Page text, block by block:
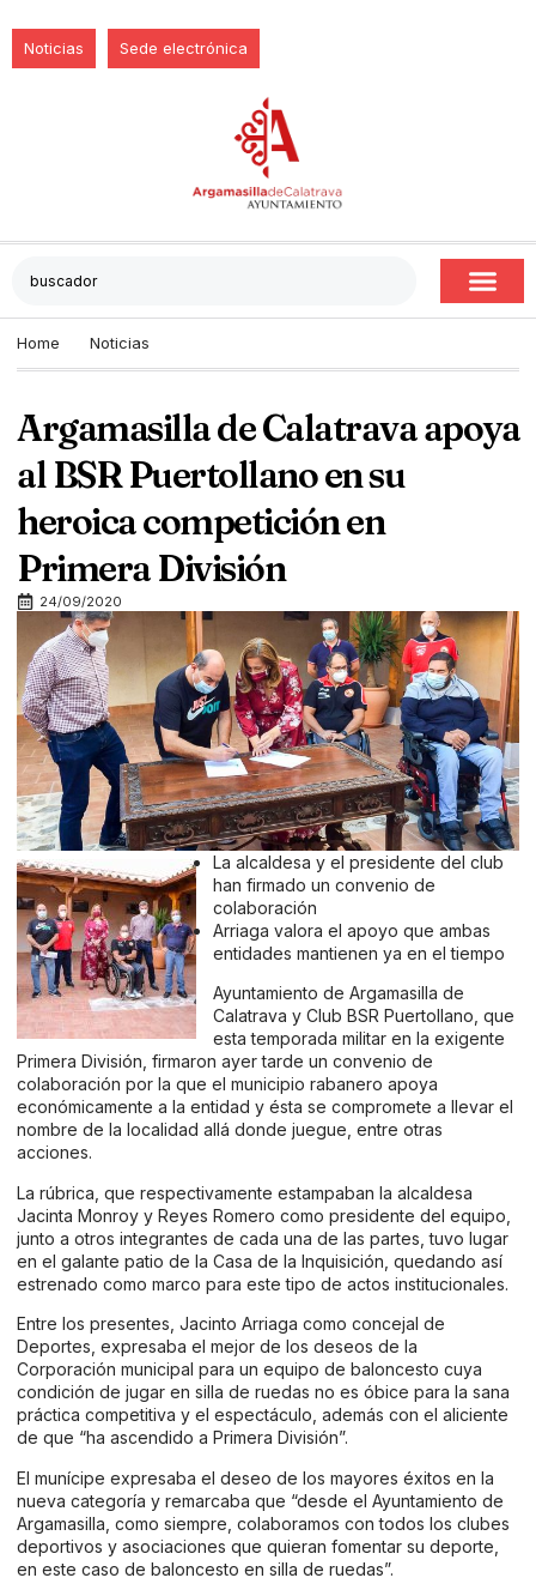
Noticias Sede electrónica
Home Noticias
Argamasilla de Calatrava apoya
al BSR Puertollano en su
heroica competición en
Primera División
24/09/2020
La alcaldesa y el presidente del club
han firmado un convenio de
colaboración
Arriaga valora el apoyo que ambas
entidades mantienen ya en el tiempo
Ayuntamiento de Argamasilla de
Calatrava y Club BSR Puertollano, que
esta temporada militar en la exigente
Primera División, firmaron ayer tarde un convenio de
colaboración por la que el municipio rabanero apoya
económicamente a la entidad y ésta se compromete a llevar el
nombre de la localidad allá donde juegue, entre otras
acciones.
La rúbrica, que respectivamente estampaban la alcaldesa
Jacinta Monroy y Reyes Romero como presidente del equipo,
junto a otros integrantes de cada una de las partes, tuvo lugar
en el galante patio de la Casa de la Inquisición, quedando así
estrenado como marco para este tipo de actos institucionales.
Entre los presentes, Jacinto Arriaga como concejal de
Deportes, expresaba el mejor de los deseos de la
Corporación municipal para un equipo de baloncesto cuya
condición de jugar en silla de ruedas no es óbice para la sana
práctica competitiva y el espectáculo, además con el aliciente
de que “ha ascendido a Primera División”.
El munícipe expresaba el deseo de los mayores éxitos en la
nueva categoría y remarcaba que “desde el Ayuntamiento de
Argamasilla, como siempre, colaboramos con todos los clubes
deportivos y asociaciones que quieran fomentar su deporte,
en este caso de baloncesto en silla de ruedas”.